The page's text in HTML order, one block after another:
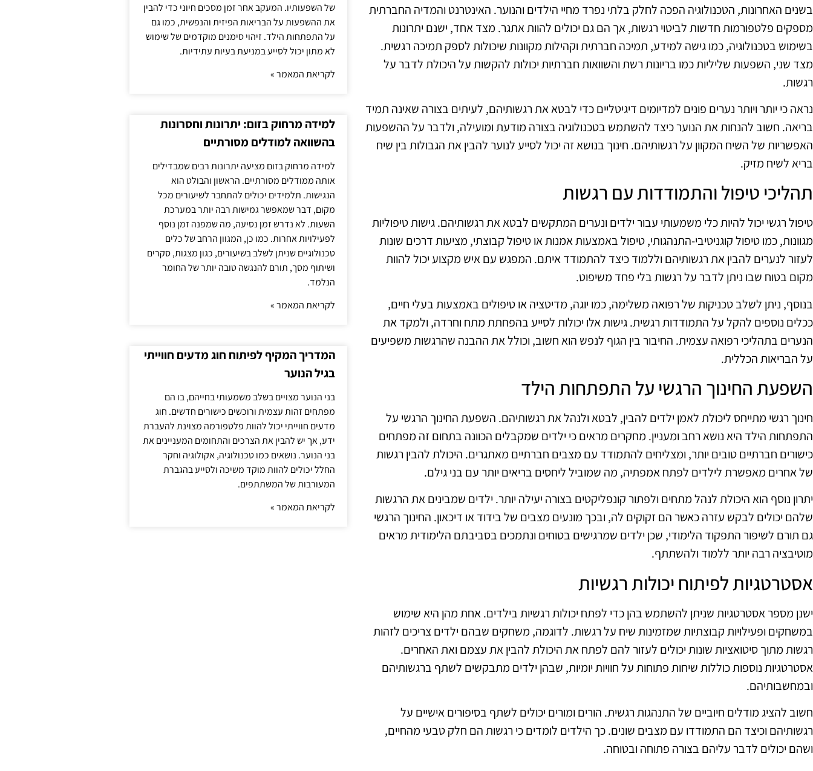
בשנים האחרונות, הטכנולוגיה הפכה לחלק בלתי נפרד מחיי הילדים והנוער. האינטרנט והמדיה החברתית
מספקים פלטפורמות חדשות לביטוי רגשות, אך הם גם יכולים להוות אתגר. מצד אחד, ישנם יתרונות
בשימוש בטכנולוגיה, כמו גישה למידע, תמיכה חברתית וקהילות מקוונות שיכולות לספק תמיכה רגשית.
מצד שני, השפעות שליליות כמו בריונות רשת והשוואות חברתיות יכולות להקשות על היכולת לדבר על
רגשות.
נראה כי יותר ויותר נערים פונים למדיומים דיגיטליים כדי לבטא את רגשותיהם, לעיתים בצורה שאינה תמיד
בריאה. חשוב להנחות את הנוער כיצד להשתמש בטכנולוגיה בצורה מודעת ומועילה, ולדבר על ההשפעות
האפשריות של השיח המקוון על רגשותיהם. חינוך בנושא זה יכול לסייע לנוער להבין את הגבולות בין שיח
בריא לשיח מזיק.
תהליכי טיפול והתמודדות עם רגשות
טיפול רגשי יכול להיות כלי משמעותי עבור ילדים ונערים המתקשים לבטא את רגשותיהם. גישות טיפוליות
מגוונות, כמו טיפול קוגניטיבי-התנהגותי, טיפול באמצעות אמנות או טיפול קבוצתי, מציעות דרכים שונות
לעזור לנערים להבין את רגשותיהם וללמוד כיצד להתמודד איתם. המפגש עם איש מקצוע יכול להוות
מקום בטוח שבו ניתן לדבר על רגשות בלי פחד משיפוט.
בנוסף, ניתן לשלב טכניקות של רפואה משלימה, כמו יוגה, מדיטציה או טיפולים באמצעות בעלי חיים,
ככלים נוספים להקל על התמודדות רגשית. גישות אלו יכולות לסייע בהפחתת מתח וחרדה, ולמקד את
הנערים בתהליכי רפואה עצמית. החיבור בין הגוף לנפש הוא חשוב, וכולל את ההבנה שהרגשות משפיעים
על הבריאות הכללית.
השפעת החינוך הרגשי על התפתחות הילד
חינוך רגשי מתייחס ליכולת לאמן ילדים להבין, לבטא ולנהל את רגשותיהם. השפעת החינוך הרגשי על
התפתחות הילד היא נושא רחב ומעניין. מחקרים מראים כי ילדים שמקבלים הכוונה בתחום זה מפתחים
כישורים חברתיים טובים יותר, ומצליחים להתמודד עם מצבים חברתיים מאתגרים. היכולת להבין רגשות
של אחרים מאפשרת לילדים לפתח אמפתיה, מה שמוביל ליחסים בריאים יותר עם בני גילם.
יתרון נוסף הוא היכולת לנהל מתחים ולפתור קונפליקטים בצורה יעילה יותר. ילדים שמבינים את הרגשות
שלהם יכולים לבקש עזרה כאשר הם זקוקים לה, ובכך מונעים מצבים של בידוד או דיכאון. החינוך הרגשי
גם תורם לשיפור התפקוד הלימודי, שכן ילדים שמרגישים בטוחים ונתמכים בסביבתם הלימודית מראים
מוטיבציה רבה יותר ללמוד ולהשתתף.
אסטרטגיות לפיתוח יכולות רגשיות
ישנן מספר אסטרטגיות שניתן להשתמש בהן כדי לפתח יכולות רגשיות בילדים. אחת מהן היא שימוש
במשחקים ופעילויות קבוצתיות שמזמינות שיח על רגשות. לדוגמה, משחקים שבהם ילדים צריכים לזהות
רגשות מתוך סיטואציות שונות יכולים לעזור להם לפתח את היכולת להבין את עצמם ואת האחרים.
אסטרטגיות נוספות כוללות שיחות פתוחות על חוויות יומיות, שבהן ילדים מתבקשים לשתף ברגשותיהם
ובמחשבותיהם.
חשוב להציג מודלים חיוביים של התנהגות רגשית. הורים ומורים יכולים לשתף בסיפורים אישיים על
רגשותיהם וכיצד הם התמודדו עם מצבים שונים. כך הילדים לומדים כי רגשות הם חלק טבעי מהחיים,
ושהם יכולים לדבר עליהם בצורה פתוחה ובטוחה.
של השפעותיו. המעקב אחר זמן מסכים חיוני כדי להבין
את ההשפעות על הבריאות הפיזית והנפשית, כמו גם
על התפתחות הילד. זיהוי סימנים מוקדמים של שימוש
לא מתון יכול לסייע במניעת בעיות עתידיות.
לקריאת המאמר »
למידה מרחוק בזום: יתרונות וחסרונות
בהשוואה למודלים מסורתיים
למידה מרחוק בזום מציעה יתרונות רבים שמבדילים
אותה ממודלים מסורתיים. הראשון והבולט הוא
הנגישות. תלמידים יכולים להתחבר לשיעורים מכל
מקום, דבר שמאפשר גמישות רבה יותר במערכת
השעות. לא נדרש זמן נסיעה, מה שמפנה זמן נוסף
לפעילויות אחרות. כמו כן, המגוון הרחב של כלים
טכנולוגיים שניתן לשלב בשיעורים, כגון מצגות, סקרים
ושיתוף מסך, תורם להנגשה טובה יותר של החומר
הנלמד.
לקריאת המאמר »
המדריך המקיף לפיתוח חוג מדעים חווייתי
בגיל הנוער
בני הנוער מצויים בשלב משמעותי בחייהם, בו הם
מפתחים זהות עצמית ורוכשים כישורים חדשים. חוג
מדעים חווייתי יכול להוות פלטפורמה מצוינת להעברת
ידע, אך יש להבין את הצרכים והתחומים המעניינים את
בני הנוער. נושאים כמו טכנולוגיה, אקולוגיה וחקר
החלל יכולים להוות מוקד משיכה ולסייע בהגברת
המעורבות של המשתתפים.
לקריאת המאמר »